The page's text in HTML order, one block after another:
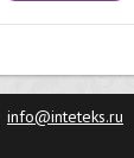
info@inteteks.ru